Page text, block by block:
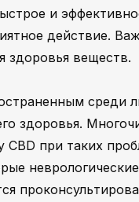
и
действие.
здоровья веществ.
среди
здоровья.
CBD при таких